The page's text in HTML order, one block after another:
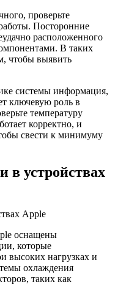
проверьте
Посторонние
расположенного
В таких
чтобы выявить
системы информация,
ключевую роль в
температуру
корректно, и
свести к минимуму
в устройствах
оснащены
которые
высоких нагрузках и
охлаждения
таких как